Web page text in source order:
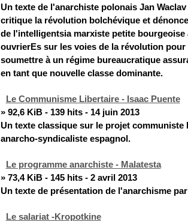
Un texte de l'anarchiste polonais Jan
critique la révolution bolchévique et
de l'intelligentsia marxiste petite bourgeoise
ouvrierEs sur les voies de la révolution pour
soumettre à un régime bureaucratique
en tant que nouvelle classe dominante.
Le Communisme Libertaire - Isaac Puente
» 92,6 KiB - 139 hits - 14 juin 2013
Un texte classique sur le projet communiste
anarcho-syndicaliste espagnol.
Le programme anarchiste - Malatesta
» 73,4 KiB - 145 hits - 2 avril 2013
Un texte de présentation de l'anarchisme
Le salariat -Kropotkine